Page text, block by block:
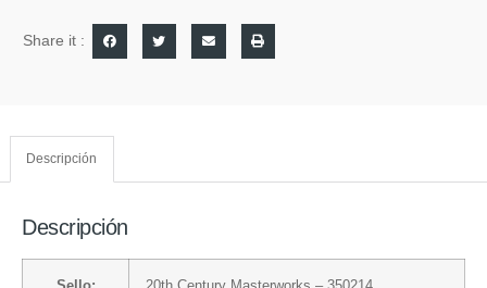
Share it :
Descripción
Descripción